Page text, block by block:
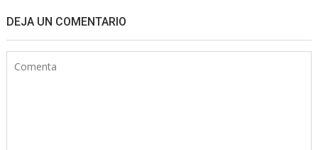
DEJA UN COMENTARIO